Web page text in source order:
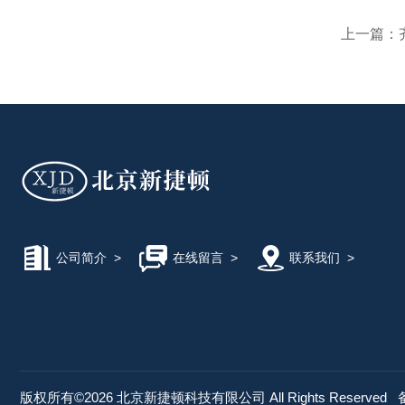
上一篇：
公司简介 > 在线留言> 联系我们 >
版权所有©2026 北京新捷顿科技有限公司 All Rights Reserved